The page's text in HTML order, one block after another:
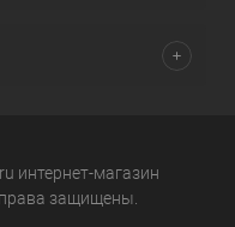
интернет-магазин
защищены.